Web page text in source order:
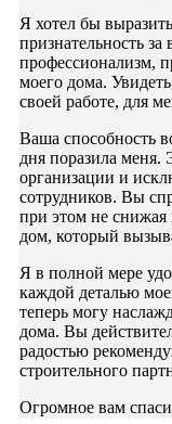
Я хотел бы
признательность
профессионализм,
моего дома.
своей работе, для
Ваша способность
дня поразила меня.
организации и
сотрудников. Вы
при этом не снижая
дом, который
Я в полной мере
каждой деталью
теперь могу
дома. Вы
радостью
строительного
Огромное вам